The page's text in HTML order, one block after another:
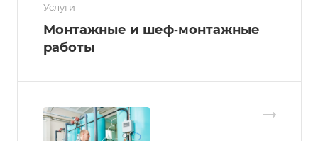
Услуги
Монтажные и шеф‑монтажные
работы